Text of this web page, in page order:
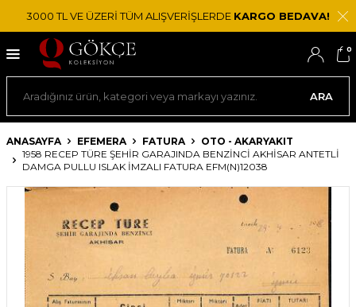
3000 TL VE ÜZERİ TÜM ALIŞVERİŞLERDE KARGO BEDAVA!
ARA
0
ANASAYFA EFEMERA FATURA
OTO - AKARYAKIT
1958 RECEP TÜRE ŞEHIR GARAJINDA BENZINCI AKHISAR ANTETLI
DAMGA PULLU ISLAK İMZALI FATURA EFM(N)12038